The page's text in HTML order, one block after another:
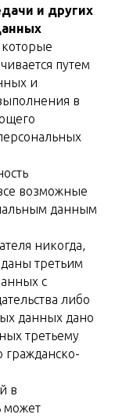
и других
путем
и
в
возможные
данным
никогда,
третьим
с
либо
данных дано
третьему
гражданско-
в
может